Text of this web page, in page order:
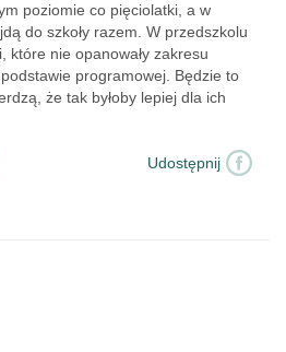
poziomie co pięciolatki, a w
do szkoły razem. W przedszkolu
które nie opanowały zakresu
programowej. Będzie to
że tak byłoby lepiej dla ich
Udostępnij